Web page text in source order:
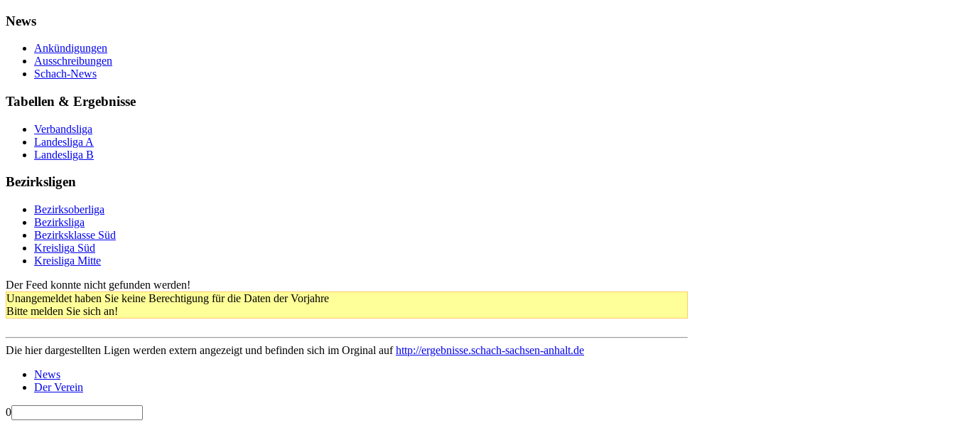
News
Ankündigungen
Ausschreibungen
Schach-News
Tabellen & Ergebnisse
Verbandsliga
Landesliga A
Landesliga B
Bezirksligen
Bezirksoberliga
Bezirksliga
Bezirksklasse Süd
Kreisliga Süd
Kreisliga Mitte
Der Feed konnte nicht gefunden werden!
Unangemeldet haben Sie keine Berechtigung für die Daten der Vorjahre
Bitte melden Sie sich an!
Die hier dargestellten Ligen werden extern angezeigt und befinden sich im Orginal aufhttp://ergebnisse.schach-sachsen-anhalt.de
News
Der Verein
0